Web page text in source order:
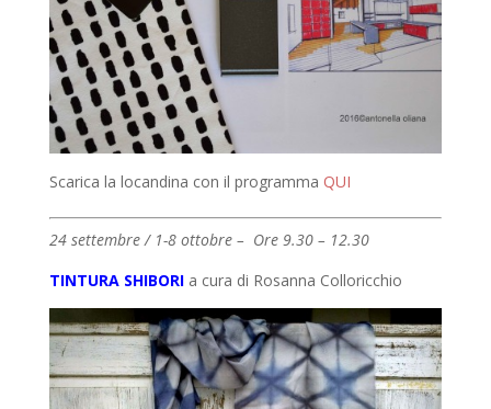
Scarica la locandina con il programma QUI
24 settembre / 1-8 ottobre – Ore 9.30 – 12.30
TINTURA SHIBORIa cura di Rosanna Colloricchio